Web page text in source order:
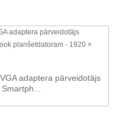
adaptera pārveidotājs
Smartph...